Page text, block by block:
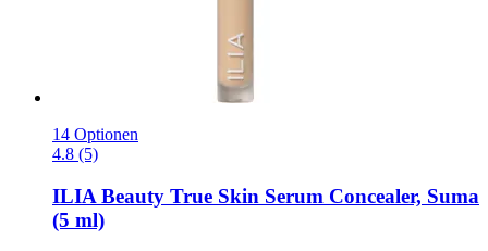
14 Optionen
4.8 (5)
ILIA Beauty True Skin Serum Concealer, Suma
(5 ml)